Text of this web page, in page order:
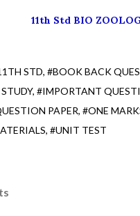
11th Std BIO
STD #BOOK BACK
#IMPORTANT
PAPER #ONE
#UNIT TEST